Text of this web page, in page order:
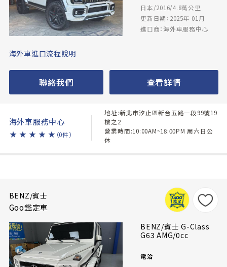
日本/2016/4.8萬公里
更新日期：2025年 01月
進口商：海外車服務中心
海外車進口流程說明
聯絡我們 查看詳情
海外車服務中心
★ ★ ★ ★ ★ （0件）
地址:新北市汐止區新台五路一段99號19
樓之2
營業時間:10:00AM~18:00PM 周六日公
休
BENZ/賓士
Goo鑑定車
BENZ/賓士 G-Class
G63 AMG/0cc
電洽